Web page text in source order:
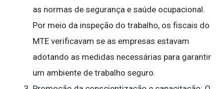
as normas de segurança e saúde ocupacional.
Por meio da inspeção do trabalho, os fiscais do
MTE verificavam se as empresas estavam
adotando as medidas necessárias para garantir
um ambiente de trabalho seguro.